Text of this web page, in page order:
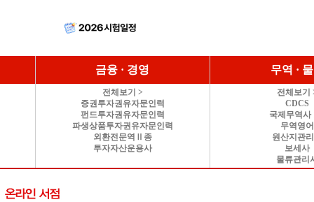
금융 · 경영
전체보기 >
증권투자권유자문인력
펀드투자권유자문인력
파생상품투자권유자문인력
외환전문역Ⅱ종
투자자산운용사
무역 ·
전체보기
CDCS
국제무역사
무역영어
원산지관
보세사
물류관리